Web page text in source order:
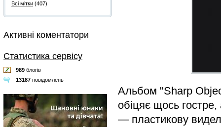
Альбом "Sharp
обіцяє щось
— пластикову
Всі мітки (407)
Активні коментатори
Статистика сервісу
989 блогів
13187 повідомлень